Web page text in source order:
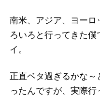
南米、アジア、ヨー
ろいろと行ってきた
イ。
正直ベタ過ぎるかな
ったんですが、実際